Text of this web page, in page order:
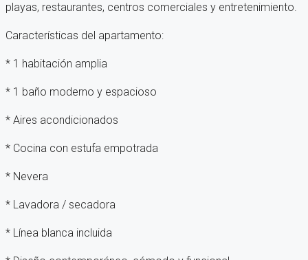
playas, restaurantes, centros comerciales y entretenimiento.
Características del apartamento:
* 1 habitación amplia
* 1 baño moderno y espacioso
* Aires acondicionados
* Cocina con estufa empotrada
* Nevera
* Lavadora / secadora
* Línea blanca incluida